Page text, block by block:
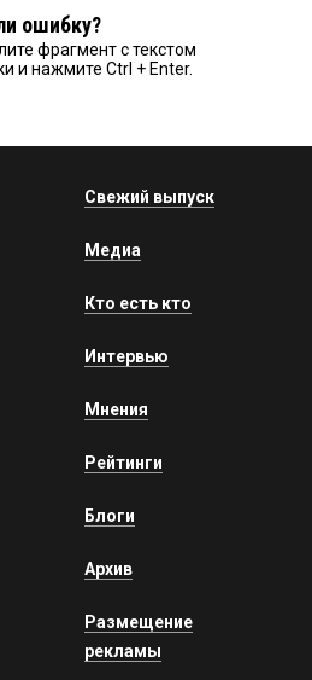
ошибку?
фрагмент с текстом
и нажмите Ctrl + Enter.
Свежий выпуск
Медиа
Кто есть кто
Интервью
Мнения
Рейтинги
Блоги
Архив
Размещение
рекламы